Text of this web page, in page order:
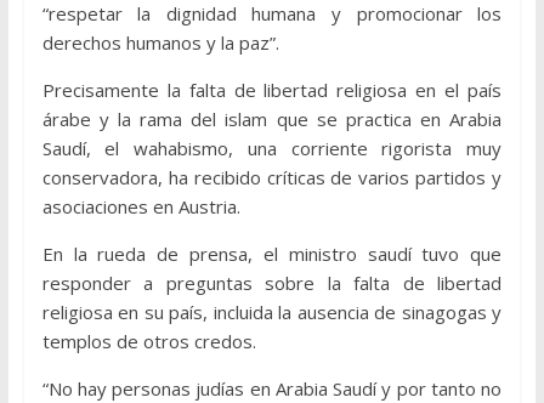
“respetar la dignidad humana y promocionar los
derechos humanos y la paz”.
Precisamente la falta de libertad religiosa en el país
árabe y la rama del islam que se practica en Arabia
Saudí, el wahabismo, una corriente rigorista muy
conservadora, ha recibido críticas de varios partidos y
asociaciones en Austria.
En la rueda de prensa, el ministro saudí tuvo que
responder a preguntas sobre la falta de libertad
religiosa en su país, incluida la ausencia de sinagogas y
templos de otros credos.
“No hay personas judías en Arabia Saudí y por tanto no